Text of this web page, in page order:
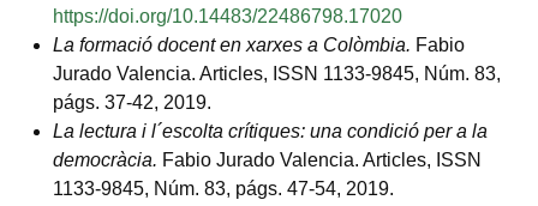
https://doi.org/10.14483/22486798.17020
La formació docent en xarxes a Colòmbia. Fabio
Jurado Valencia. Articles, ISSN 1133-9845, Núm. 83,
págs. 37-42, 2019.
La lectura i l´escolta crítiques: una condició per a la
democràcia. Fabio Jurado Valencia. Articles, ISSN
1133-9845, Núm. 83, págs. 47-54, 2019.